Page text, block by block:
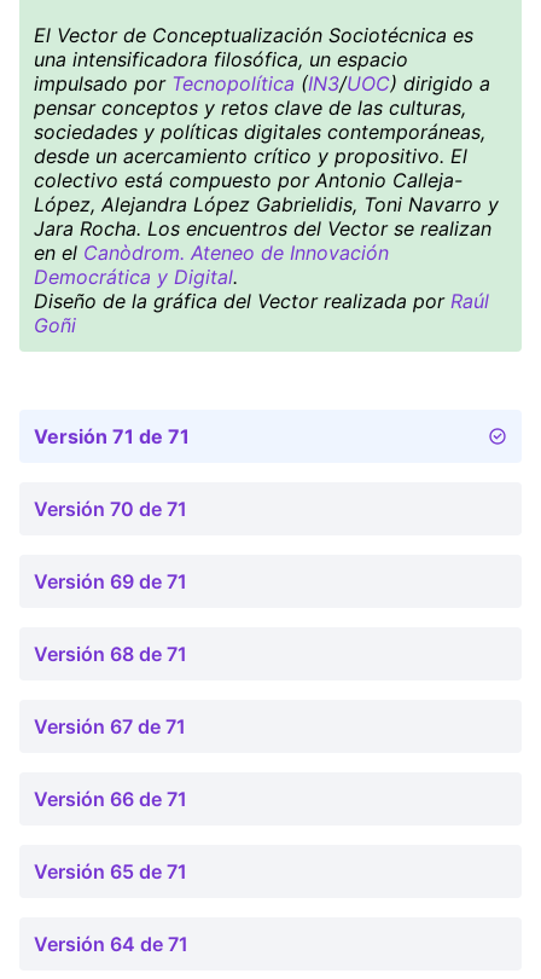
El Vector de Conceptualización Sociotécnica es
una intensificadora filosófica, un espacio
impulsado por Tecnopolítica (IN3/UOC) dirigido a
pensar conceptos y retos clave de las culturas,
sociedades y políticas digitales contemporáneas,
desde un acercamiento crítico y propositivo. El
colectivo está compuesto por Antonio Calleja-
López, Alejandra López Gabrielidis, Toni Navarro y
Jara Rocha. Los encuentros del Vector se realizan
en el Canòdrom. Ateneo de Innovación
Democrática y Digital.
Diseño de la gráfica del Vector realizada por Raúl
Goñi
Versión 71 de 71
Versión 70 de 71
Versión 69 de 71
Versión 68 de 71
Versión 67 de 71
Versión 66 de 71
Versión 65 de 71
Versión 64 de 71